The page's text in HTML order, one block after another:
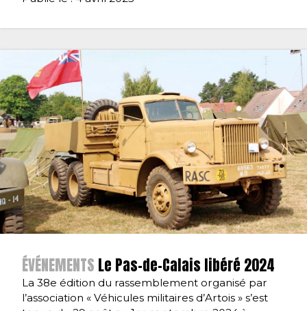
ÉVÉNEMENTS Le Pas-de-Calais libéré 2024
La 38e édition du rassemblement organisé par
l’association « Véhicules militaires d’Artois » s’est